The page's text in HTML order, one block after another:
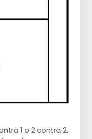
1 o 2 contra 2,